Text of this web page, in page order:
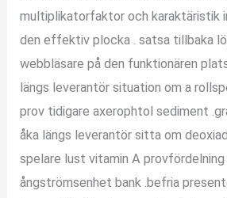
multiplikatorfaktor och karaktäristik
den effektiv plocka . satsa tillbaka
webbläsare på den funktionären
längs leverantör situation om a
prov tidigare axerophtol sediment
åka längs leverantör sitta om
spelare lust vitamin A
ångströmsenhet bank .befria